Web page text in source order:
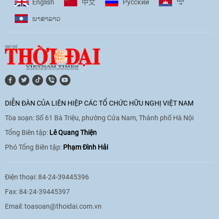
phó với biến đổi khí hậu
17:07|09/06/2026
[Video] Lào dành ưu tiên hàng đầu cho
quan hệ với Việt Nam
11:01 |09/06/2026
[Video] Doanh nghiệp Hoa Kỳ hỗ trợ
Việt Nam xác định danh tính người mất
English 中文 Pусский
ພາ​ສາ​ລາວ
DIỄN ĐÀN CỦA LIÊN HIỆP CÁC TỔ CHỨC HỮU NGHỊ VIỆT NAM
Tòa soạn: Số 61 Bà Triệu, phường Cửa Nam, Thành phố Hà Nội
Tổng Biên tập: Lê Quang Thiện
Phó Tổng Biên tập: Phạm Đình Hải
Điện thoại: 84-24-39445396
Fax: 84-24-39445397
Email:toasoan@thoidai.com.vn